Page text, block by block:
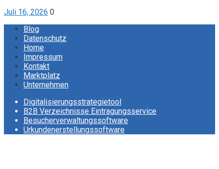
Juli 16, 2026 0
Blog
Datenschutz
Home
Impressum
Kontakt
Marktplatz
Unternehmen
Digitalisierungsstrategietool
B2B Verzeichnisse Eintragungsservice
Besucherverwaltungssoftware
Urkundenerstellungssoftware